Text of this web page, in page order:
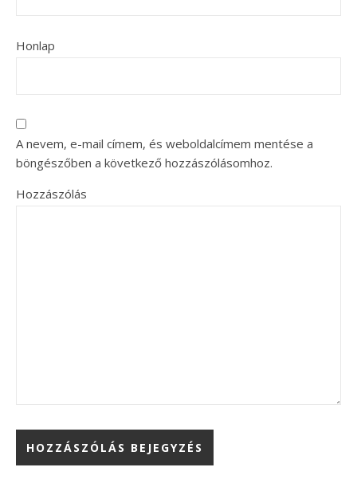
Honlap
A nevem, e-mail címem, és weboldalcímem mentése a
böngészőben a következő hozzászólásomhoz.
Hozzászólás